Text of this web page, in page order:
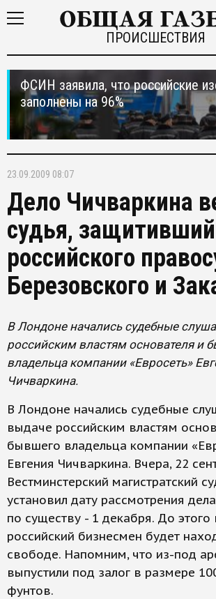
ПРОИСШЕСТВИЯ
ФСИН заявила, что российские
заполнены на 96%
23.09.2009 08:07
Дело Чичваркина
судья,
российского
Березовского и
В Лондоне начались судебные
российским властям основателя и
владельца компании «Евросеть»
Чичваркина.
В Лондоне начались судебные
выдаче российским властям
бывшего владельца компании
Евгения Чичваркина. Вчера, 22
Вестминстерский магистратский
установил дату рассмотрения
по существу - 1 декабря. До этого
российский бизнесмен будет
свободе. Напомним, что из-под
выпустили под залог в размере
фунтов.